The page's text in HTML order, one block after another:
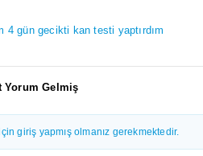
4 gün gecikti kan testi yaptırdım
Yorum Gelmiş
giriş yapmış olmanız gerekmektedir.